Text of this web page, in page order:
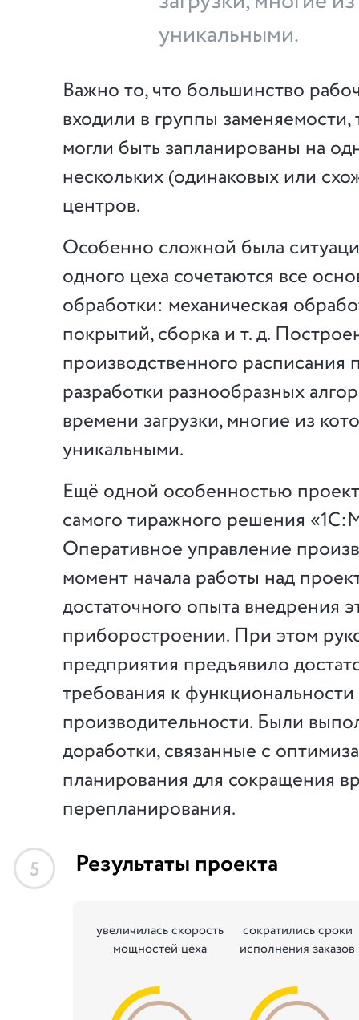
уникальными.
Важно то, что большинство
входили в группы заменяемости,
могли быть запланированы на
нескольких (одинаковых или
центров.
Особенно сложной была
одного цеха сочетаются все
обработки: механическая
покрытий, сборка и т. д.
производственного расписания
разработки разнообразных
времени загрузки, многие из
уникальными.
Ещё одной особенностью
самого тиражного решения
Оперативное управление
момент начала работы над
достаточного опыта внедрения
приборостроении. При этом
предприятия предъявило
требования к
производительности. Были
доработки, связанные с
планирования для сокращения
перепланирования.
5 Результаты проекта
увеличилась скорость
мощностей цеха
сократились сроки
исполнения заказов